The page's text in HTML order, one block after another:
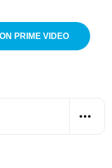
PRIME VIDEO